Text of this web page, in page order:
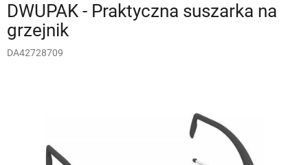
DWUPAK - Praktyczna suszarka na
grzejnik
DA42728709